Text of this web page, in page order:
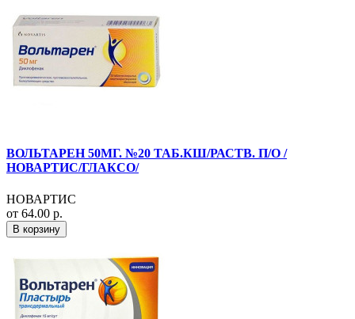
ВОЛЬТАРЕН 50МГ. №20 ТАБ.КШ/РАСТВ. П/О /
НОВАРТИС/ГЛАКСО/
НОВАРТИС
от 64.00 р.
В корзину